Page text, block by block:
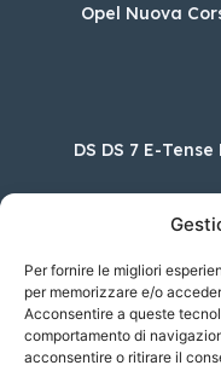
Per fornire le migliori
per memorizzare e/o
Acconsentire a queste
comportamento di
acconsentire o ritirare il
Opel Nuova
DS DS 7 E-
Alfa Romeo